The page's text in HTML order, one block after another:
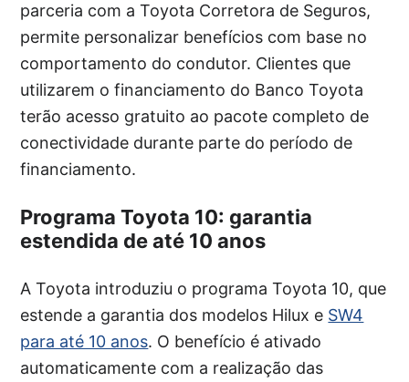
parceria com a Toyota Corretora de Seguros,
permite personalizar benefícios com base no
comportamento do condutor. Clientes que
utilizarem o financiamento do Banco Toyota
terão acesso gratuito ao pacote completo de
conectividade durante parte do período de
financiamento.
Programa Toyota 10: garantia
estendida de até 10 anos
A Toyota introduziu o programa Toyota 10, que
estende a garantia dos modelos Hilux e SW4
para até 10 anos. O benefício é ativado
automaticamente com a realização das